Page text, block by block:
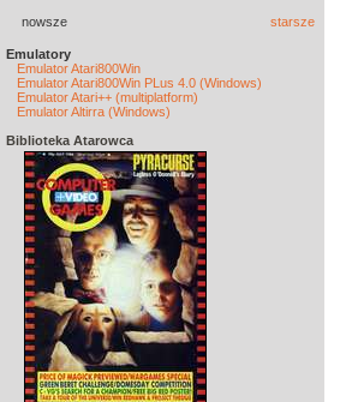
nowsze starsze
Emulatory
Emulator Atari800Win
Emulator Atari800Win PLus 4.0 (Windows)
Emulator Atari++ (multiplatform)
Emulator Altirra (Windows)
Biblioteka Atarowca